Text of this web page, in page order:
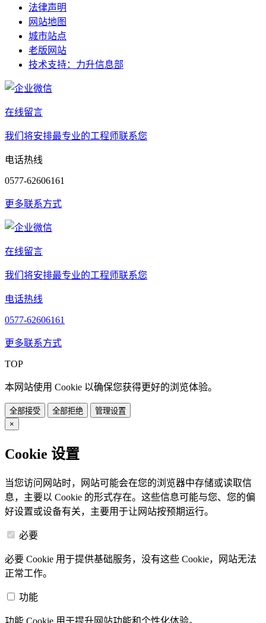
法律声明
网站地图
城市站点
老版网站
技术支持：力升信息部
在线留言
我们将安排最专业的工程师联系您
电话热线
0577-62606161
更多联系方式
在线留言
我们将安排最专业的工程师联系您
电话热线
0577-62606161
更多联系方式
TOP
本网站使用 Cookie 以确保您获得更好的浏览体验。
全部接受 全部拒绝
管理设置
×
Cookie 设置
当您访问网站时，网站可能会在您的浏览器中存储或读取信
息，主要以 Cookie 的形式存在。这些信息可能与您、您的偏
好设置或设备有关，主要用于让网站按预期运行。
必要
必要 Cookie 用于提供基础服务，没有这些 Cookie，网站无法
正常工作。
功能
功能 Cookie 用于提升网站功能和个性化体验。